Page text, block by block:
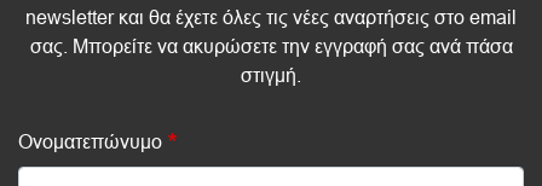
newsletter και θα έχετε όλες τις νέες αναρτήσεις στο email
σας. Μπορείτε να ακυρώσετε την εγγραφή σας ανά πάσα
στιγμή.
Ονοματεπώνυμο